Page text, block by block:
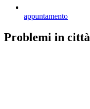
appuntamento
Problemi in città